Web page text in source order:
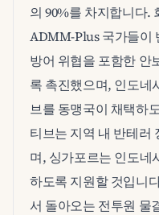
의 90%를 차지합니다.
ADMM-Plus 국가들이
방어 위협을 포함한 안
록 촉진했으며, 인도네
브를 동맹국이 채택하
티브는 지역 내 반테러
며, 싱가포르는 인도네
하도록 지원할 것입니
서 돌아오는 전투원 물